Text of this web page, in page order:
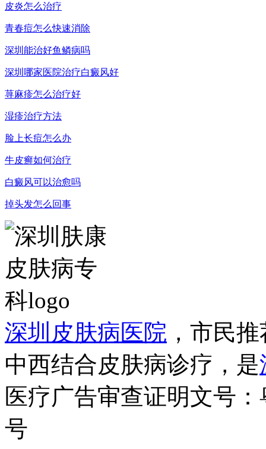
皮炎怎么治疗
青春痘怎么快速消除
深圳能治好鱼鳞病吗
深圳哪家医院治疗白癜风好
荨麻疹怎么治疗好
湿疹治疗方法
脸上长痘怎么办
牛皮癣如何治疗
白癜风可以治愈吗
掉头发怎么回事
深圳皮肤病医院 ，市民
中西结合皮肤病诊疗，是
医疗广告审查证明文号
号